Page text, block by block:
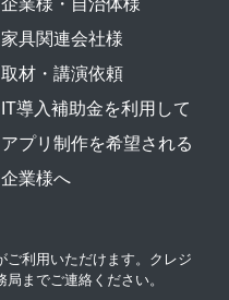
企業様・自治体様
家具関連会社様
取材・講演依頼
IT導入補助金を利用して
アプリ制作を希望される
企業様へ
ご利用いただけます。クレジ
までご連絡ください。